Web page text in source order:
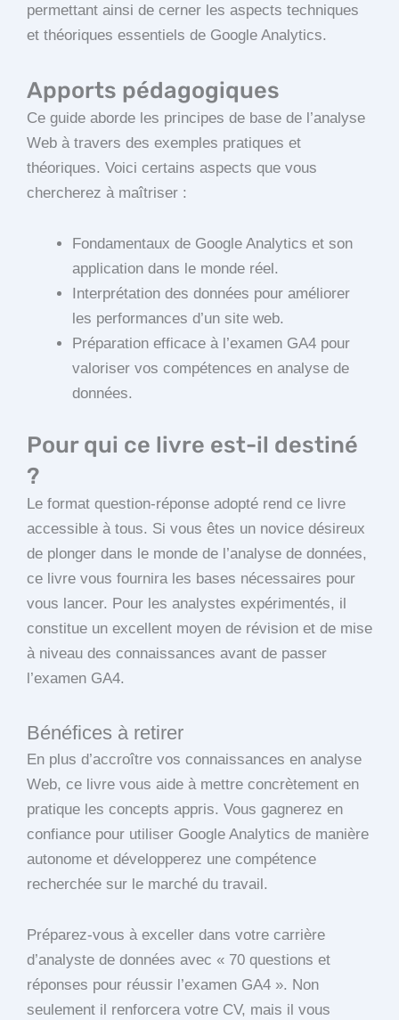
permettant ainsi de cerner les aspects techniques
et théoriques essentiels de Google Analytics.
Apports pédagogiques
Ce guide aborde les principes de base de l’analyse
Web à travers des exemples pratiques et
théoriques. Voici certains aspects que vous
chercherez à maîtriser :
Fondamentaux de Google Analytics et son
application dans le monde réel.
Interprétation des données pour améliorer
les performances d’un site web.
Préparation efficace à l’examen GA4 pour
valoriser vos compétences en analyse de
données.
Pour qui ce livre est-il destiné
?
Le format question-réponse adopté rend ce livre
accessible à tous. Si vous êtes un novice désireux
de plonger dans le monde de l’analyse de données,
ce livre vous fournira les bases nécessaires pour
vous lancer. Pour les analystes expérimentés, il
constitue un excellent moyen de révision et de mise
à niveau des connaissances avant de passer
l’examen GA4.
Bénéfices à retirer
En plus d’accroître vos connaissances en analyse
Web, ce livre vous aide à mettre concrètement en
pratique les concepts appris. Vous gagnerez en
confiance pour utiliser Google Analytics de manière
autonome et développerez une compétence
recherchée sur le marché du travail.
Préparez-vous à exceller dans votre carrière
d’analyste de données avec « 70 questions et
réponses pour réussir l’examen GA4 ». Non
seulement il renforcera votre CV, mais il vous